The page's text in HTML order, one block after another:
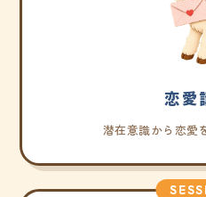
恋愛
潜在意識から恋愛